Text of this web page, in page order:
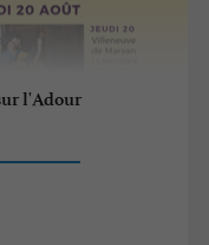
l'Adour